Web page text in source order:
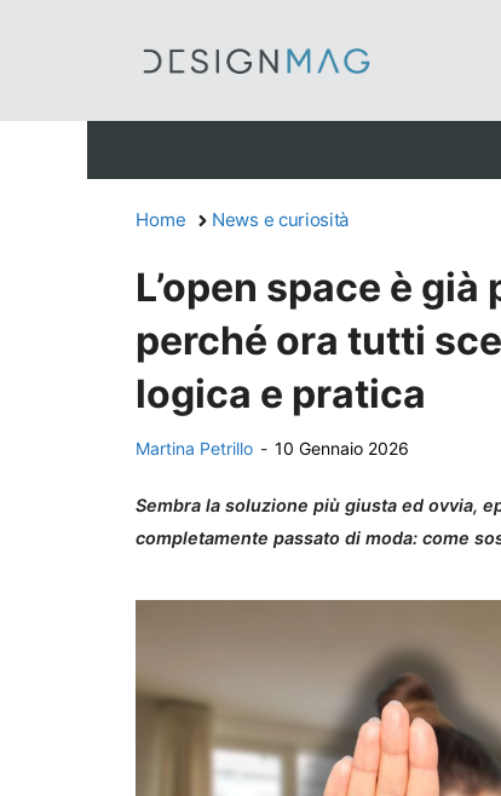
Home News e curiosità
L’open space è
perché ora tutti
logica e pratica
Martina Petrillo - 10 Gennaio 2026
Sembra la soluzione più giusta ed ovvia,
completamente passato di moda: come